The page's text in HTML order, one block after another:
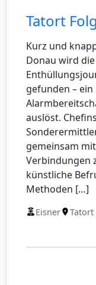
Tatort
Kurz und
Donau wird
gefunden –
auslöst.
gemeinsam
Verbindungen
künstliche
Methoden […]
Eisner Tatort